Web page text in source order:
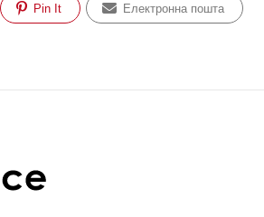
Pin It Електронна пошта